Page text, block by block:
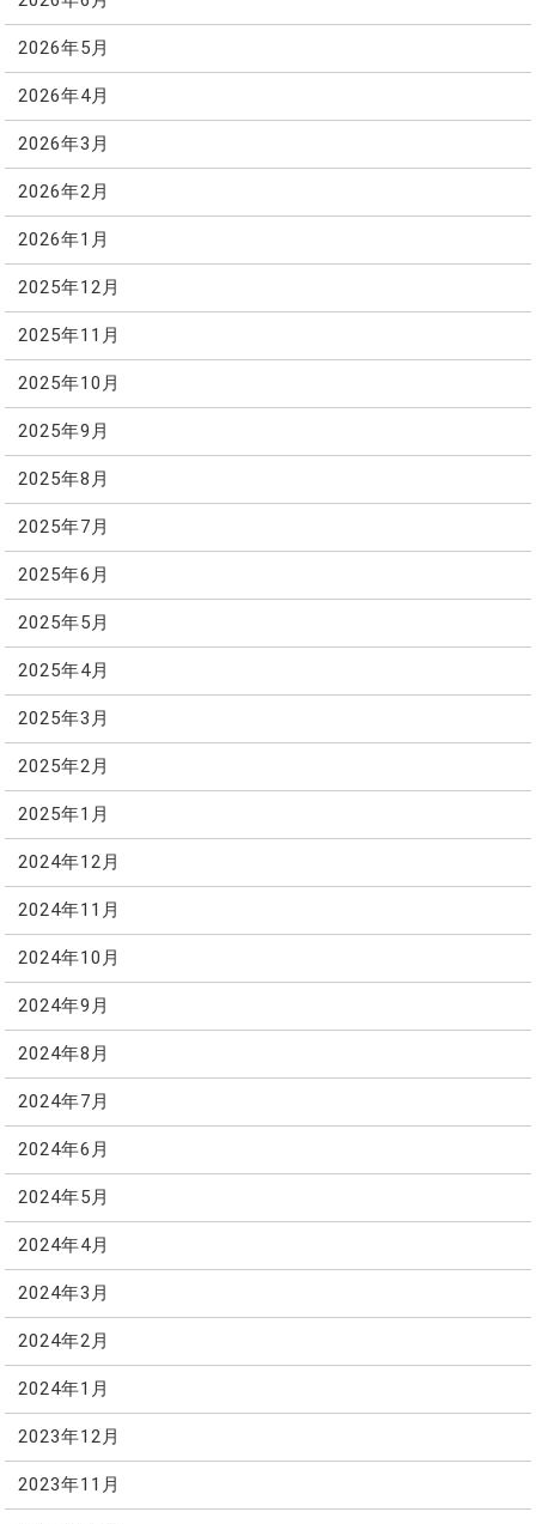
2026年5月
2026年4月
2026年3月
2026年2月
2026年1月
2025年12月
2025年11月
2025年10月
2025年9月
2025年8月
2025年7月
2025年6月
2025年5月
2025年4月
2025年3月
2025年2月
2025年1月
2024年12月
2024年11月
2024年10月
2024年9月
2024年8月
2024年7月
2024年6月
2024年5月
2024年4月
2024年3月
2024年2月
2024年1月
2023年12月
2023年11月